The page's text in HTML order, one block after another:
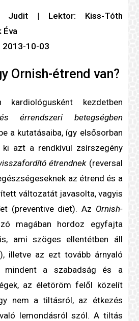
Judit | Lektor: Kiss-Tóth
Éva
2013-10-03
Ornish-étrend van?
kezdetben
érrendszeri betegségben
a kutatásaiba, így elsősorban
azt a rendkívül zsírszegény
étrendnek(reversal
az étrend és a
változatát javasolta, vagyis
et (preventive diet). Az Ornish-
magában hordoz egyfajta
ami szöges ellentétben áll
illetve az ezt tovább árnyaló
mindent a szabadság és a
az életöröm felől közelít
nem a tiltásról, az étkezés
lemondásról szól. A tiltás